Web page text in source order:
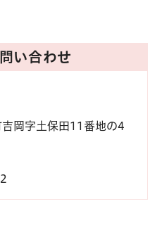
い合わせ
吉岡字土保田11番地の4